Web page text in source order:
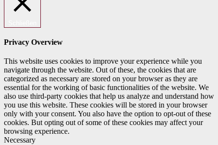
Privacy Overview
This website uses cookies to improve your experience while you
navigate through the website. Out of these, the cookies that are
categorized as necessary are stored on your browser as they are
essential for the working of basic functionalities of the website. We
also use third-party cookies that help us analyze and understand how
you use this website. These cookies will be stored in your browser
only with your consent. You also have the option to opt-out of these
cookies. But opting out of some of these cookies may affect your
browsing experience.
Necessary